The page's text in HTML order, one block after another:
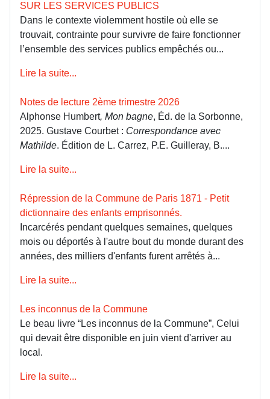
SUR LES SERVICES PUBLICS
Dans le contexte violemment hostile où elle se
trouvait, contrainte pour survivre de faire fonctionner
l’ensemble des services publics empêchés ou...
Lire la suite...
Notes de lecture 2ème trimestre 2026
Alphonse Humbert, Mon bagne, Éd. de la Sorbonne,
2025. Gustave Courbet : Correspondance avec
Mathilde. Édition de L. Carrez, P.E. Guilleray, B....
Lire la suite...
Répression de la Commune de Paris 1871 - Petit
dictionnaire des enfants emprisonnés.
Incarcérés pendant quelques semaines, quelques
mois ou déportés à l'autre bout du monde durant des
années, des milliers d'enfants furent arrêtés à...
Lire la suite...
Les inconnus de la Commune
Le beau livre “Les inconnus de la Commune”, Celui
qui devait être disponible en juin vient d'arriver au
local.
Lire la suite...